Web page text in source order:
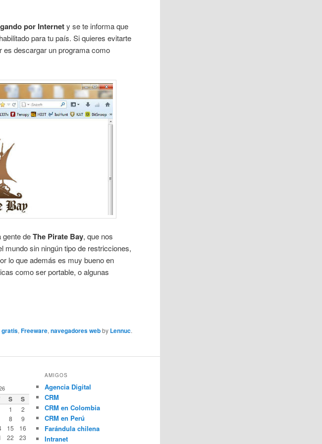
por Internety se te informa que
para tu país. Si quieres evitarte
es descargar un programa como
gente deThe Pirate Bay, que nos
mundo sin ningún tipo de restricciones,
lo que además es muy bueno en
como ser portable, o algunas
gratis,Freeware,navegadores webby Lennuc.
S S
1
2
8
9
15
16
22
23
AMIGOS
Agencia Digital
CRM
CRM en Colombia
CRM en Perú
Farándula chilena
Intranet